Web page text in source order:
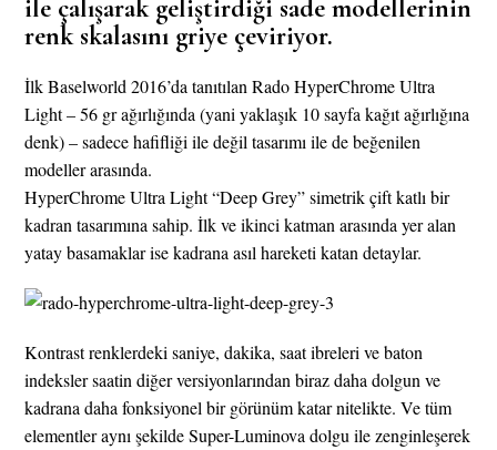
ile çalışarak geliştirdiği sade modellerinin
renk skalasını griye çeviriyor.
İlk Baselworld 2016’da tanıtılan Rado HyperChrome Ultra
Light – 56 gr ağırlığında (yani yaklaşık 10 sayfa kağıt ağırlığına
denk) – sadece hafifliği ile değil tasarımı ile de beğenilen
modeller arasında.
HyperChrome Ultra Light “Deep Grey” simetrik çift katlı bir
kadran tasarımına sahip. İlk ve ikinci katman arasında yer alan
yatay basamaklar ise kadrana asıl hareketi katan detaylar.
Kontrast renklerdeki saniye, dakika, saat ibreleri ve baton
indeksler saatin diğer versiyonlarından biraz daha dolgun ve
kadrana daha fonksiyonel bir görünüm katar nitelikte. Ve tüm
elementler aynı şekilde Super-Luminova dolgu ile zenginleşerek